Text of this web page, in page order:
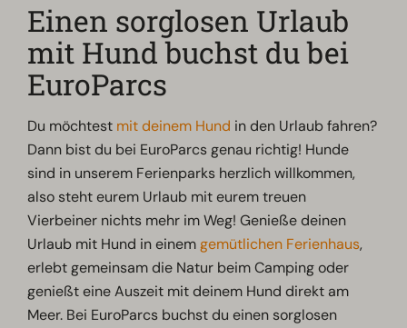
Einen sorglosen Urlaub
mit Hund buchst du bei
EuroParcs
Du möchtest mit deinem Hund in den Urlaub fahren?
Dann bist du bei EuroParcs genau richtig! Hunde
sind in unserem Ferienparks herzlich willkommen,
also steht eurem Urlaub mit eurem treuen
Vierbeiner nichts mehr im Weg! Genieße deinen
Urlaub mit Hund in einemgemütlichen Ferienhaus,
erlebt gemeinsam die Natur beim Camping oder
genießt eine Auszeit mit deinem Hund direkt am
Meer. Bei EuroParcs buchst du einen sorglosen